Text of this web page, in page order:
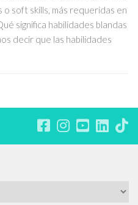
o soft skills, más requeridas en
significa habilidades blandas
decir que las habilidades